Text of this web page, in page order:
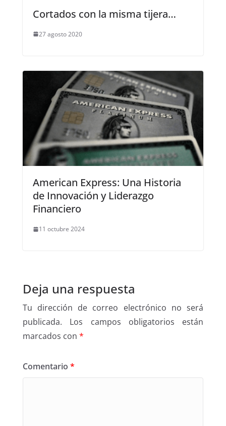
Cortados con la misma tijera…
27 agosto 2020
American Express: Una Historia
de Innovación y Liderazgo
Financiero
11 octubre 2024
Deja una respuesta
Tu dirección de correo electrónico no será
publicada.
Los campos obligatorios están
marcados con *
Comentario *